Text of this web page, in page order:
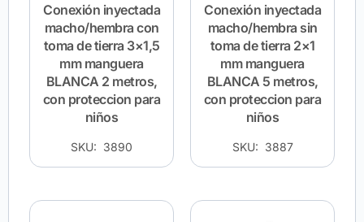
Conexión inyectada
macho/hembra con
toma de tierra 3×1,5
mm manguera
BLANCA 2 metros,
con proteccion para
niños
SKU: 3890
Conexión inyectada
macho/hembra sin
toma de tierra 2×1
mm manguera
BLANCA 5 metros,
con proteccion para
niños
SKU: 3887